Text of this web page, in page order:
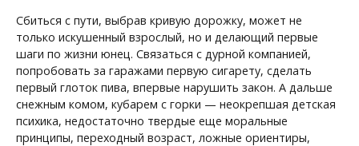
Сбиться с пути, выбрав кривую дорожку, может не
только искушенный взрослый, но и делающий первые
шаги по жизни юнец. Связаться с дурной компанией,
попробовать за гаражами первую сигарету, сделать
первый глоток пива, впервые нарушить закон. А дальше
снежным комом, кубарем с горки — неокрепшая детская
психика, недостаточно твердые еще моральные
принципы, переходный возраст, ложные ориентиры,